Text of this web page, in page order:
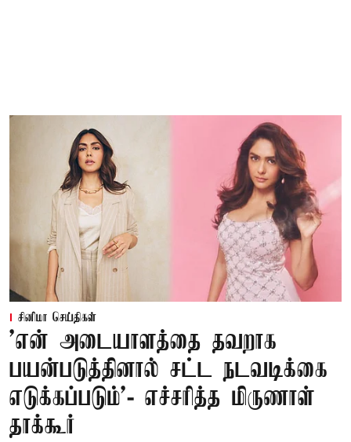
சினிமா செய்திகள்
'என் அடையாளத்தை தவறாக
பயன்படுத்தினால் சட்ட நடவடிக்கை
எடுக்கப்படும்'- எச்சரித்த மிருணாள்
தாக்கூர்